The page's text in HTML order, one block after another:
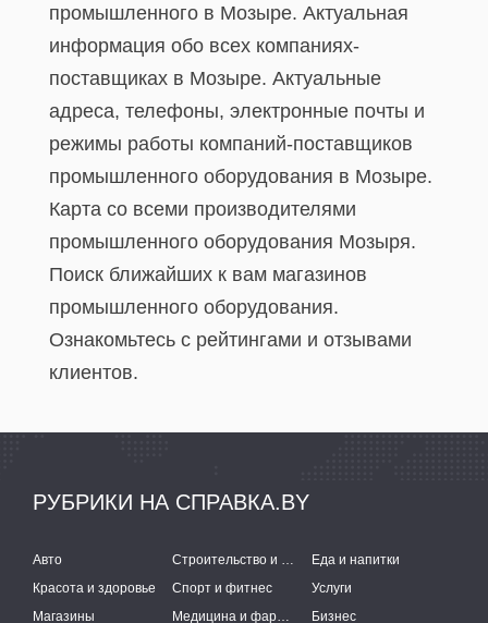
промышленного в Мозыре. Актуальная
информация обо всех компаниях-
поставщиках в Мозыре. Актуальные
адреса, телефоны, электронные почты и
режимы работы компаний-поставщиков
промышленного оборудования в Мозыре.
Карта со всеми производителями
промышленного оборудования Мозыря.
Поиск ближайших к вам магазинов
промышленного оборудования.
Ознакомьтесь с рейтингами и отзывами
клиентов.
РУБРИКИ НА СПРАВКА.BY
Авто Строительство и ремонт
Еда и напитки
Красота и здоровье
Спорт и фитнес
Услуги
Магазины
Медицина и фармацевтика Бизнес